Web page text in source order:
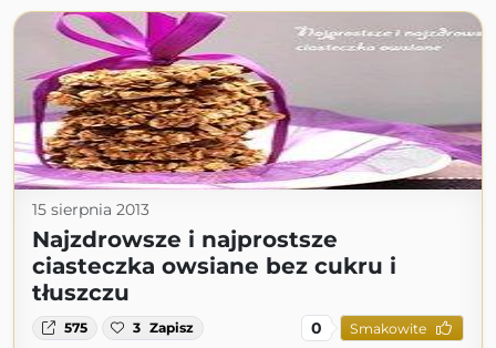
15 sierpnia 2013
Najzdrowsze i najprostsze
ciasteczka owsiane bez cukru i
tłuszczu
575 3 Zapisz 0 Smakowite